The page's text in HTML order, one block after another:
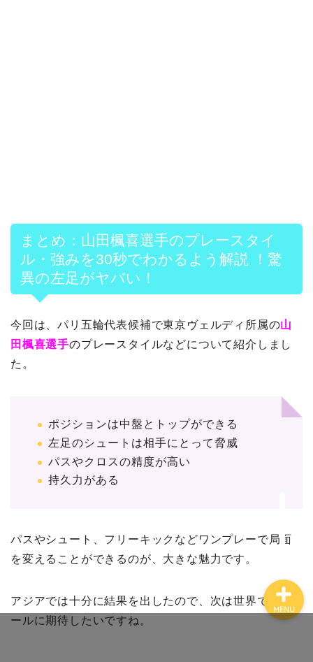
まとめ：山田楓喜選手のプレースタイ
ル・強みを30秒でわかるよう解説 ！驚
異の左足がヤバい！
今回は、パリ五輪代表候補で東京ヴェルディ所属の山
田楓喜選手のプレースタイルなどについて紹介しまし
た。
ポジションは中盤とトップができる
左足のシュートは相手にとって脅威
パスやクロスの精度が高い
持久力がある
パスやシュート、フリーキックなどワンプレーで局面
を変えることができるのが、大きな魅力です。
アジアでは十分に結果を出したので、次は世界でのゴ
ールに期待したいですね。
MENU
ホーム